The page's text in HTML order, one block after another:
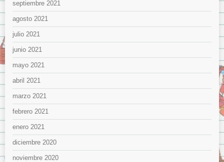
septiembre 2021
agosto 2021
julio 2021
junio 2021
mayo 2021
abril 2021
marzo 2021
febrero 2021
enero 2021
diciembre 2020
noviembre 2020